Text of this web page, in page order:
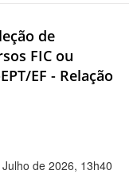
de
FIC ou
EF - Relação
de 2026, 13h40